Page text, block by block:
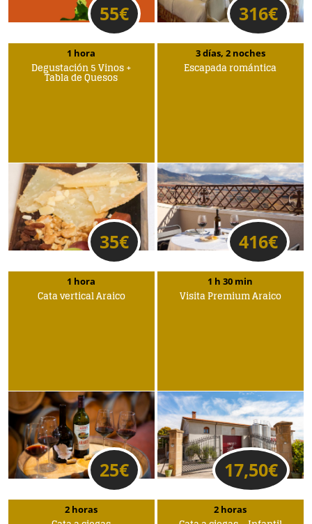
55€ 316€
1 hora
Degustación 5 Vinos +
Tabla de Quesos
35€
3 días, 2 noches
Escapada romántica
416€
1 hora
Cata vertical Araico
25€
1 h 30 min
Visita Premium Araico
17,50€
2 horas 2 horas